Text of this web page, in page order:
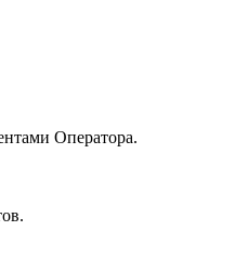
Оператора.